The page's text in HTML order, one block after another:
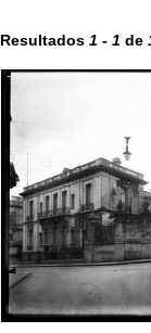
Resultados 1 - 1 de